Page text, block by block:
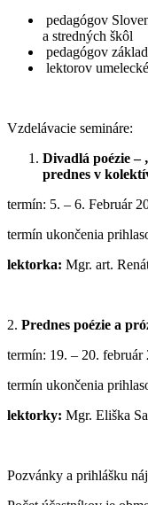
pedagógov
a stredných škôl
pedagógov
lektorov
Vzdelávacie semináre:
Divadlá poézie –
prednes v
termín: 5. – 6. Február
termín ukončenia
lektorka: Mgr. art.
2. Prednes poézie a
termín: 19. – 20. február
termín ukončenia
lektorky: Mgr. Eliška
Pozvánky a prihlášku